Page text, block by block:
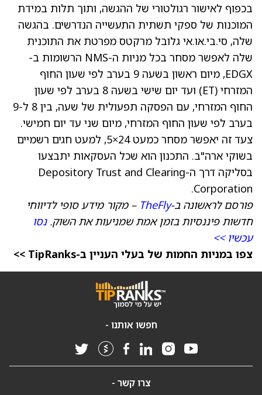
בכפוף לאישור רגולטורי של ההגשה, ותוך תלות במידת
המוכנות של ספקי תשתית התעשייה הנדרשים. בהגשה
שלה, סי.בי.או.אי גלובל מרקטס מפרטת את התוכנית
שלה לאפשר מסחר בכל מניות ה-NMS הרשומות ב-
EDGX, מיום ראשון בשעה 9 בערב לפי שעון החוף
המזרחי (ET) ועד יום שישי בשעה 8 בערב לפי שעון
החוף המזרחי, עם הפסקה תפעולית של שעה, בין 8 ל-9
בערב לפי שעון החוף המזרחי, מיום שני עד יום חמישי.
צעד זה יאפשר מסחר כמעט 24×5, למעט חגים רשמיים
בשוקי ארה"ב. התכנון הוא שכל העסקאות יתבצעו
בסליקה דרך ה-Depository Trust and Clearing
Corporation.
פורסם לראשונה ב-TheFly – מקור מידע סופי לדיווחי
חדשות פיננסיות בזמן אמת שמניעות את השוק.נסו
עכשיו >>
צפו במניות החמות של בעלי העניין ב-TipRanks >>
חפשו אותנו -
צרו קשר -